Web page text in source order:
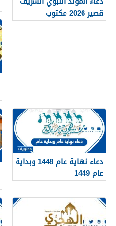
قصير 2026 مكتوب
دعاء نهاية عام 1448 وبداية
عام 1449